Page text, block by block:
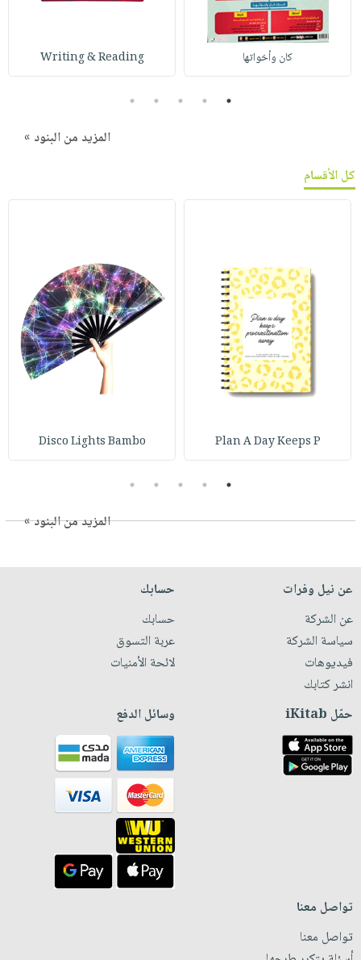
كان وأخواتها Writing & Reading
1
2
3
4
5
المزيد من البنود »
كل الأقسام
Plan A Day Keeps P
Disco Lights Bambo
1
2
3
4
5
المزيد من البنود »
عن نيل وفرات
عن الشركة
سياسة الشركة
فيديوهات
انشر كتابك
حسابك
حسابك
عربة التسوق
لائحة الأمنيات
حمّل iKitab وسائل الدفع
تواصل معنا
تواصل معنا